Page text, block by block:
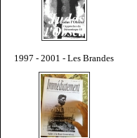
1997 - 2001 - Les Brandes